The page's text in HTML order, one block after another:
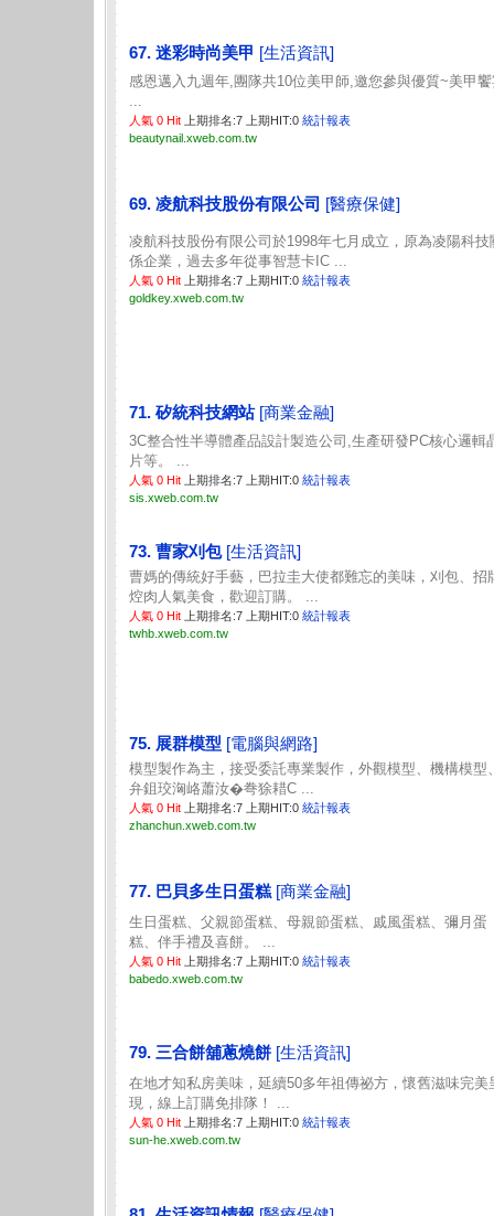
67. 迷彩時尚美甲 [生活資訊]
感恩邁入九週年,團隊共10位美甲師,邀您參與優質~美甲
...
人氣 0 Hit 上期排名:7 上期HIT:0 統計報表
beautynail.xweb.com.tw
69. 凌航科技股份有限公司 [醫療保健]
凌航科技股份有限公司於1998年七月成立，原為凌陽科技
係企業，過去多年從事智慧卡IC ...
人氣 0 Hit 上期排名:7 上期HIT:0 統計報表
goldkey.xweb.com.tw
71. 矽統科技網站 [商業金融]
3C整合性半導體產品設計製造公司,生產研發PC核心邏輯
片等。 ...
人氣 0 Hit 上期排名:7 上期HIT:0 統計報表
sis.xweb.com.tw
73. 曹家刈包 [生活資訊]
曹媽的傳統好手藝，巴拉圭大使都難忘的美味，刈包、招
焢肉人氣美食，歡迎訂購。 ...
人氣 0 Hit 上期排名:7 上期HIT:0 統計報表
twhb.xweb.com.tw
75. 展群模型 [電腦與網路]
模型製作為主，接受委託專業製作，外觀模型、機構模型
弁鉏珓洶峈蕭汝�弮狳耤C ...
人氣 0 Hit 上期排名:7 上期HIT:0 統計報表
zhanchun.xweb.com.tw
77. 巴貝多生日蛋糕 [商業金融]
生日蛋糕、父親節蛋糕、母親節蛋糕、戚風蛋糕、彌月蛋
糕、伴手禮及喜餅。 ...
人氣 0 Hit 上期排名:7 上期HIT:0 統計報表
babedo.xweb.com.tw
79. 三合餅舖蔥燒餅 [生活資訊]
在地才知私房美味，延續50多年祖傳祕方，懷舊滋味完美
現，線上訂購免排隊！ ...
人氣 0 Hit 上期排名:7 上期HIT:0 統計報表
sun-he.xweb.com.tw